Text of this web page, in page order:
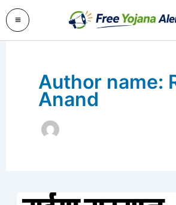
Skip
to
content
Author name:
Anand